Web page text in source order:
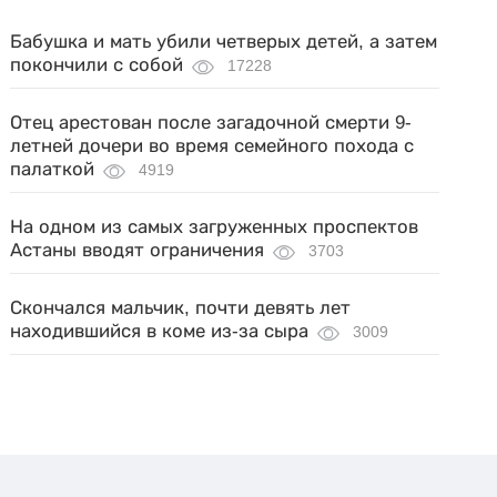
Бабушка и мать убили четверых детей, а затем
покончили с собой
17228
Отец арестован после загадочной смерти 9-
летней дочери во время семейного похода с
палаткой
4919
На одном из самых загруженных проспектов
Астаны вводят ограничения
3703
Скончался мальчик, почти девять лет
находившийся в коме из-за сыра
3009